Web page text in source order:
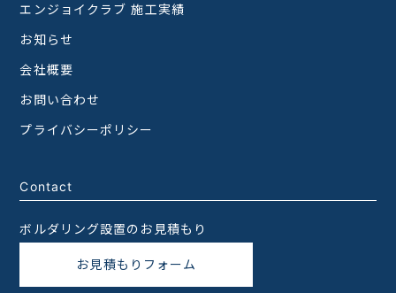
エンジョイクラブ 施工実績
お知らせ
会社概要
お問い合わせ
プライバシーポリシー
Contact
ボルダリング設置のお見積もり
お見積もりフォーム